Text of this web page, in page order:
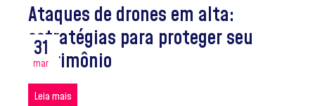
Ataques de drones em alta:
estratégias para proteger seu
patrimônio
Leia mais
31
mar